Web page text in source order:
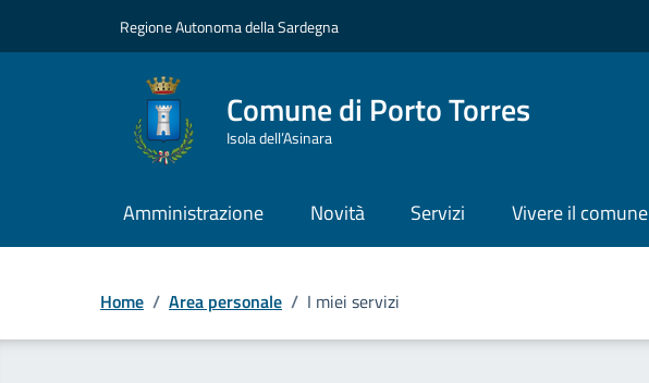
Regione Autonoma della Sardegna
Comune di Porto Torres
Isola dell’Asinara
Amministrazione Novità Servizi Vivere il comune
Home / Area personale / I miei servizi